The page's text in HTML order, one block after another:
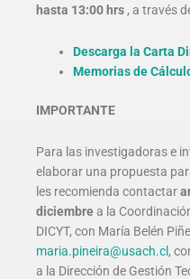
hasta 13:00 hrs , a través
Descarga la Carta
Memorias de
IMPORTANTE
Para las investigadoras e
elaborar una propuesta
les recomienda contactar
diciembrea la
DICYT, con María Belén
maria.pineira@usach.cl ,
a la Dirección de Gestión